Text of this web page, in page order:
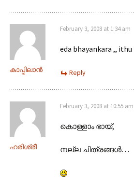
കാപ്പിലാന്‍
February 3, 2008 at 1:34 am
eda bhayankara ,,
Reply
ഹരിശ്രീ
February 3, 2008 at 10:55 am
കൊള്ളാം ഭായ്,
നല്ല ചിത്രങ്ങള്‍…